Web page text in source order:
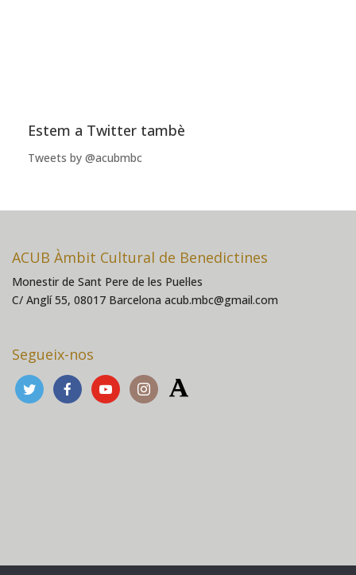
Estem a Twitter tambè
Tweets by @acubmbc
ACUB Àmbit Cultural de Benedictines
Monestir de Sant Pere de les Puel·les
C/ Anglí 55, 08017 Barcelona acub.mbc@gmail.com
Segueix-nos